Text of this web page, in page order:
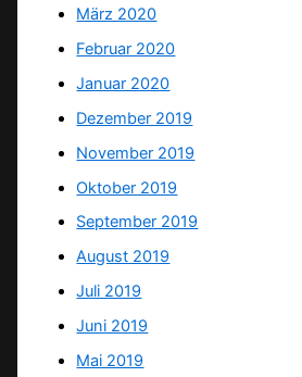
März 2020
Februar 2020
Januar 2020
Dezember 2019
November 2019
Oktober 2019
September 2019
August 2019
Juli 2019
Juni 2019
Mai 2019